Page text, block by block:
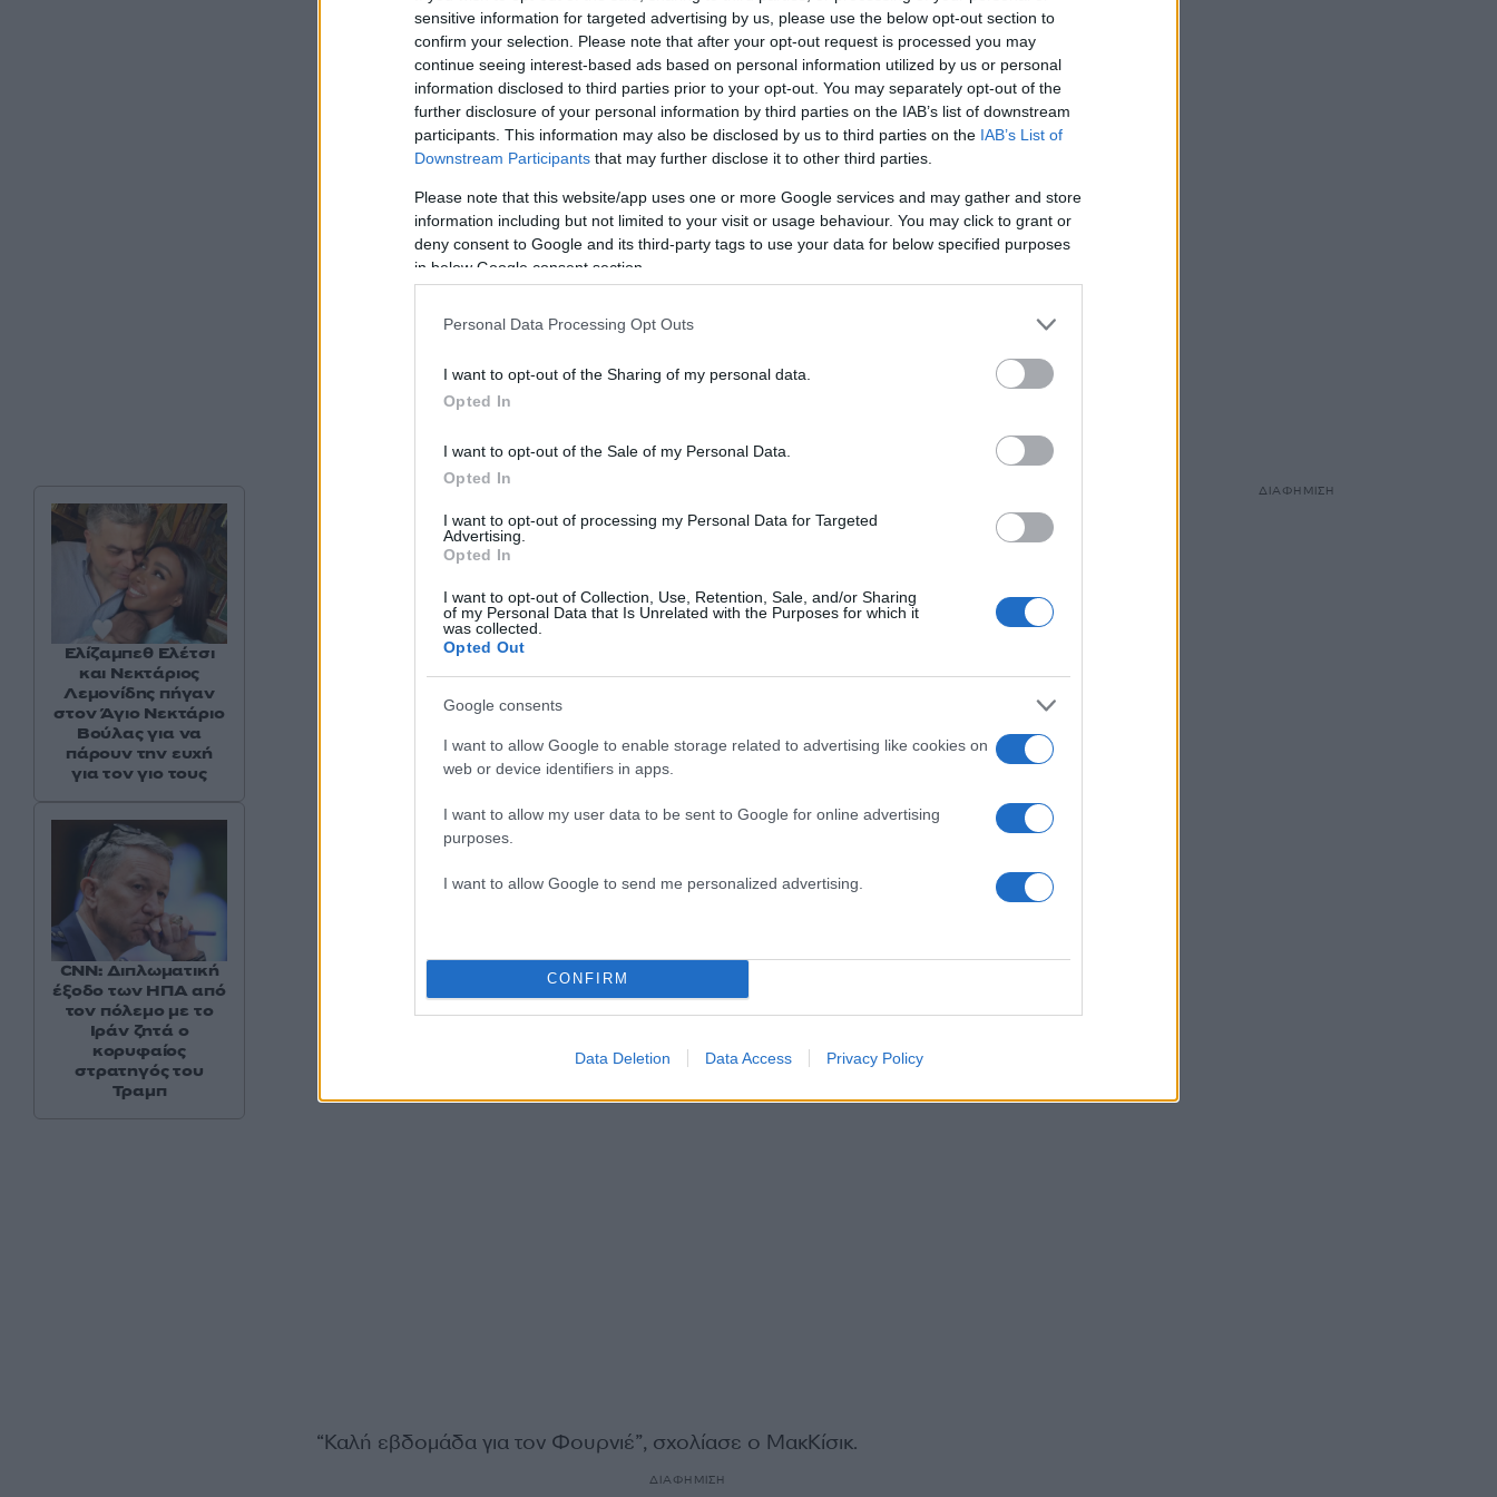
sensitive information for targeted advertising by us, please use the below opt-out section to
confirm your selection. Please note that after your opt-out request is processed you may
continue seeing interest-based ads based on personal information utilized by us or personal
information disclosed to third parties prior to your opt-out. You may separately opt-out of the
further disclosure of your personal information by third parties on the IAB’s list of downstream
participants. This information may also be disclosed by us to third parties on the IAB’s List of
Downstream Participants that may further disclose it to other third parties.
Please note that this website/app uses one or more Google services and may gather and store
information including but not limited to your visit or usage behaviour. You may click to grant or
deny consent to Google and its third-party tags to use your data for below specified purposes
in below Google consent section.
Personal Data Processing Opt Outs
I want to opt-out of the Sharing of my personal data.
Opted In
I want to opt-out of the Sale of my Personal Data.
Opted In
I want to opt-out of processing my Personal Data for Targeted
Advertising.
Opted In
I want to opt-out of Collection, Use, Retention, Sale, and/or Sharing
of my Personal Data that Is Unrelated with the Purposes for which it
was collected.
Opted Out
Google consents
I want to allow Google to enable storage related to advertising like cookies on
web or device identifiers in apps.
I want to allow my user data to be sent to Google for online advertising
purposes.
I want to allow Google to send me personalized advertising.
CONFIRM
Data Deletion Data Access Privacy Policy
“Καλή εβδομάδα για τον Φουρνιέ”, σχολίασε ο ΜακΚίσικ.
ΔΙΑΦΗΜΙΣΗ
Ελίζαμπεθ Ελέτσι
και Νεκτάριος
Λεμονίδης πήγαν
στον Άγιο Νεκτάριο
Βούλας για να
πάρουν την ευχή
για τον γιο τους
CNN: Διπλωματική
έξοδο των ΗΠΑ από
τον πόλεμο με το
Ιράν ζητά ο
κορυφαίος
στρατηγός του
Τραμπ
ΔΙΑΦΗΜΙΣΗ